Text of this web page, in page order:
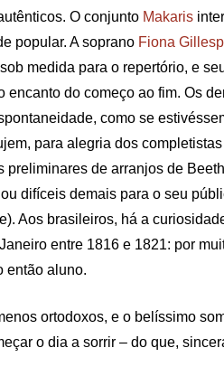
O conjunto Makaris
popular. A soprano Fiona
medida para o repertório, e
do começo ao fim. Os
como se
para alegria dos
preliminares de arranjos de
difíceis demais para o seu
Aos brasileiros, há a
entre 1816 e 1821: por
então aluno.
ortodoxos, e o belíssimo
o dia a sorrir – do que,